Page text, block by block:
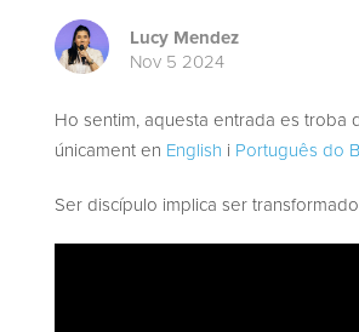
Lucy Mendez
Nov 5 2024
Ho sentim, aquesta entrada es troba
únicament en English i Português do
Ser discípulo implica ser